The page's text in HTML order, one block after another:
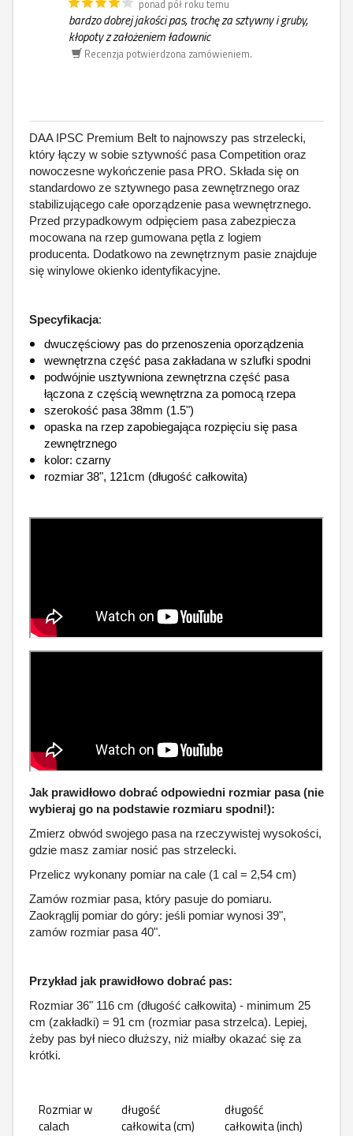
ponad pół roku temu
bardzo dobrej jakości pas, trochę za sztywny i gruby,
kłopoty z założeniem ładownic
Recenzja potwierdzona zamówieniem.
DAA IPSC Premium Belt to najnowszy pas strzelecki,
który łączy w sobie sztywność pasa Competition oraz
nowoczesne wykończenie pasa PRO. Składa się on
standardowo ze sztywnego pasa zewnętrznego oraz
stabilizującego całe oporządzenie pasa wewnętrznego.
Przed przypadkowym odpięciem pasa zabezpiecza
mocowana na rzep gumowana pętla z logiem
producenta. Dodatkowo na zewnętrznym pasie znajduje
się winylowe okienko identyfikacyjne.
Specyfikacja:
dwuczęściowy pas do przenoszenia oporządzenia
wewnętrzna część pasa zakładana w szlufki spodni
podwójnie usztywniona zewnętrzna część pasa
łączona z częścią wewnętrzna za pomocą rzepa
szerokość pasa 38mm (1.5")
opaska na rzep zapobiegająca rozpięciu się pasa
zewnętrznego
kolor: czarny
rozmiar 38", 121cm (długość całkowita)
Jak prawidłowo dobrać odpowiedni rozmiar pasa (nie
wybieraj go na podstawie rozmiaru spodni!):
Zmierz obwód swojego pasa na rzeczywistej wysokości,
gdzie masz zamiar nosić pas strzelecki.
Przelicz wykonany pomiar na cale (1 cal = 2,54 cm)
Zamów rozmiar pasa, który pasuje do pomiaru.
Zaokrąglij pomiar do góry: jeśli pomiar wynosi 39",
zamów rozmiar pasa 40".
Przykład jak prawidłowo dobrać pas:
Rozmiar 36" 116 cm (długość całkowita) - minimum 25
cm (zakładki) = 91 cm (rozmiar pasa strzelca). Lepiej,
żeby pas był nieco dłuższy, niż miałby okazać się za
krótki.
Rozmiar w
calach
długość
całkowita (cm)
długość
całkowita (inch)